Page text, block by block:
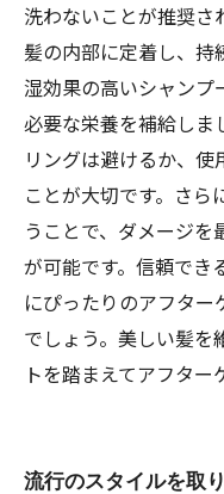
洗わないことが推奨さ
髪の内部に定着し、持
湿効果の高いシャンプ
必要な栄養を補給しま
リングは避けるか、
ことが大切です。さ
うことで、ダメージを
が可能です。信頼でき
にぴったりのアフタ
でしょう。美しい髪を
トを踏まえてアフター
流行のスタイルを取